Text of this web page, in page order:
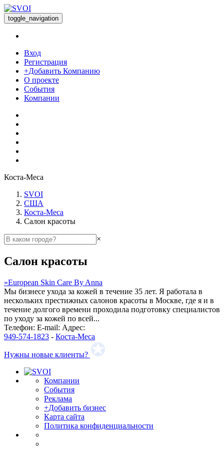
toggle_navigation
Вход
Регистрация
+Добавить Компанию
О проекте
События
Компании
Коста-Меса
SVOI
США
Коста-Меса
Салон красоты
×
Салон красоты
»European Skin Care By Anna
Мы бизнесе ухода за кожей в течение 35 лет. Я работала в
нескольких престижных салонов красоты в Москве, где я и в
течение долгого времени проходила подготовку специалистов
по уходу за кожей по всей...
Телефон: E-mail: Адрес:
949-574-1823 - Коста-Меса
Нужны новые клиенты?
Компании
События
Реклама
+Добавить бизнес
Карта сайта
Политика конфиденциальности